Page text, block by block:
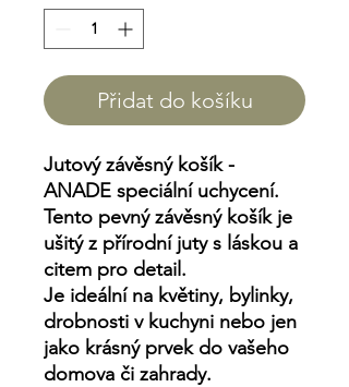
Přidat do košíku
Jutový závěsný košík -
ANADE speciální uchycení.
Tento pevný závěsný košík je
ušitý z přírodní juty s láskou a
citem pro detail.
Je ideální na květiny, bylinky,
drobnosti v kuchyni nebo jen
jako krásný prvek do vašeho
domova či zahrady.